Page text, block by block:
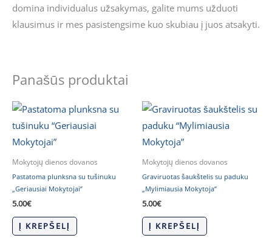
domina individualus užsakymas, galite mums užduoti
klausimus ir mes pasistengsime kuo skubiau į juos atsakyti.
Panašūs produktai
Mokytojų dienos dovanos
Pastatoma plunksna su tušinuku
„Geriausiai Mokytojai”
5.00€
Į KREPŠELĮ
Mokytojų dienos dovanos
Graviruotas šaukštelis su paduku
„Mylimiausia Mokytoja”
5.00€
Į KREPŠELĮ